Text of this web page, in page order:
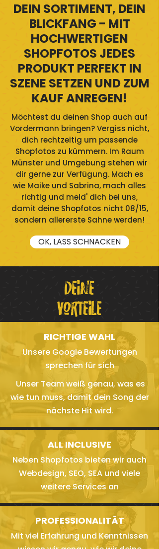
DEIN SORTIMENT, DEIN
BLICKFANG - MIT
HOCHWERTIGEN
SHOPFOTOS JEDES
PRODUKT PERFEKT IN
SZENE SETZEN UND ZUM
KAUF ANREGEN!
Möchtest du deinen Shop auch auf
Vordermann bringen? Vergiss nicht,
dich rechtzeitig um passende
Shopfotos zu kümmern. Im Raum
Münster und Umgebung stehen wir
dir gerne zur Verfügung. Mach es
wie Maike und Sabrina, mach alles
richtig und meld' dich bei uns,
damit deine Shopfotos nicht 08/15,
sondern allererste Sahne werden!
OK, LASS SCHNACKEN
Deine
Vorteile
RICHTIGE WAHL
Unsere Google Bewertungen
sprechen für sich
Unser Team weiß genau, was es
wie tun muss, damit dein Song der
nächste Hit wird.
ALL INCLUSIVE
Neben Shopfotos bieten wir auch
Webdesign, SEO, SEA und viele
weitere Services an
PROFESSIONALITÄT
Mit viel Erfahrung und Kenntnissen